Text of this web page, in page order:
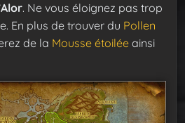
. Ne vous éloignez pas trop
En plus de trouver du Pollen
de la Mousse étoilée ainsi